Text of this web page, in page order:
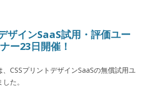
ザインSaaS試用・評価ユー
ー23日開催！
CSSプリントデザインSaaSの無償試用ユ
た。